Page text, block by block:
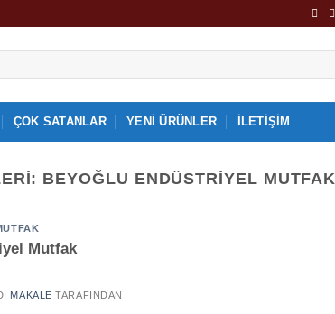
ÇOK SATANLAR YENI ÜRÜNLER İLETIŞIM
BEYOĞLU ENDÜSTRIYEL MUTFAK
Mutfak
MAKALE TARAFINDAN